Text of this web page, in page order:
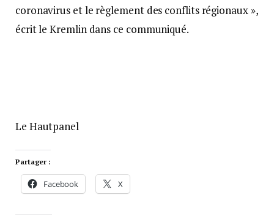
coronavirus et le règlement des conflits régionaux »,
écrit le Kremlin dans ce communiqué.
Le Hautpanel
Partager :
Facebook X